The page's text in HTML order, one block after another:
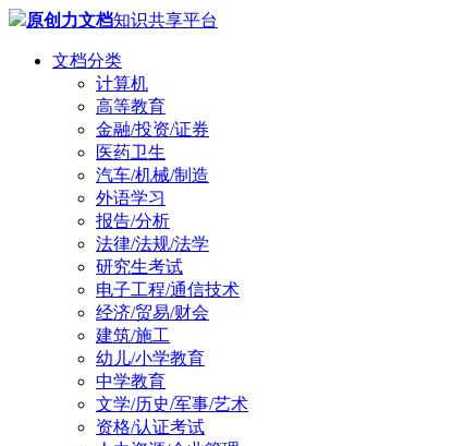
原创力文档知识共享平台
文档分类
计算机
高等教育
金融/投资/证券
医药卫生
汽车/机械/制造
外语学习
报告/分析
法律/法规/法学
研究生考试
电子工程/通信技术
经济/贸易/财会
建筑/施工
幼儿/小学教育
中学教育
文学/历史/军事/艺术
资格/认证考试